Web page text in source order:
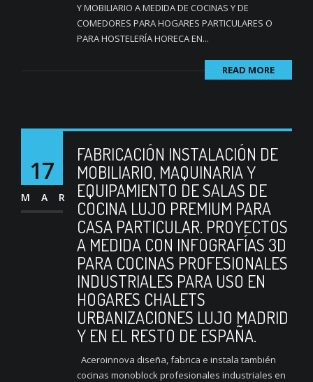
Y MOBILIARIO A MEDIDA DE COCINAS Y DE
COMEDORES PARA HOGARES PARTICULARES O
PARA HOSTELERÍA HORECA EN...
READ MORE
17
MAR
FABRICACIÓN INSTALACIÓN DE
MOBILIARIO, MAQUINARIA Y
EQUIPAMIENTO DE SALAS DE
COCINA LUJO PREMIUM PARA
CASA PARTICULAR. PROYECTOS
A MEDIDA CON INFOGRAFÍAS 3D
PARA COCINAS PROFESIONALES
INDUSTRIALES PARA USO EN
HOGARES CHALETS
URBANIZACIONES LUJO MADRID
Y EN EL RESTO DE ESPAÑA.
Aceroinnova diseña, fabrica e instala también
cocinas monoblock profesionales industriales en